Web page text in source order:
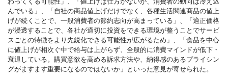
んでいる」、「自社の商品値上げだけでなく、各種生活関連商品の値上
げが続くことで、一般消費者の節約志向が高まっている」、「適正価格
が浸透することで、各社が適切に投資をできる環境が整うことでサービ
スごとの特徴をより先鋭化できる可能性が広がるため」、「食品を中心
に値上げが相次ぐ中で給与は上がらず、全般的に消費マインドが低下・
衰退している。購買意欲を高める訴求方法や、納得感のあるプライシン
グがますます重要になるのではないか」といった意見が寄せられた。